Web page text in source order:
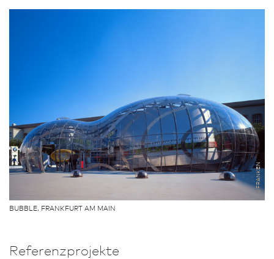
©FRANKEN
BUBBLE, FRANK­FURT AM MAIN
Referenzprojekte